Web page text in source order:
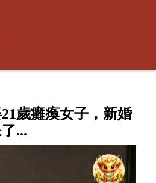
歲癱瘓女子，新婚
...